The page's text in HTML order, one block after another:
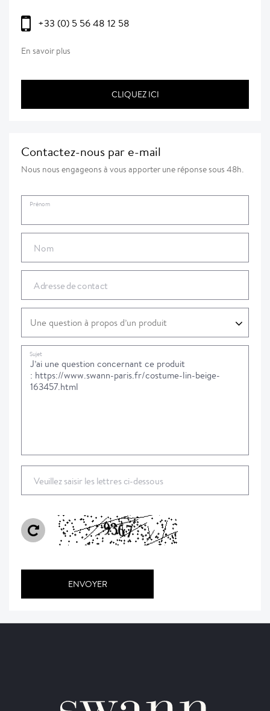
+33 (0) 5 56 48 12 58
En savoir plus
CLIQUEZ ICI
Contactez-nous par e-mail
Nous nous engageons à vous apporter une réponse sous 48h.
Prénom
Nom
Adresse de contact
Sujet
Veuillez saisir les lettres ci-dessous
ENVOYER